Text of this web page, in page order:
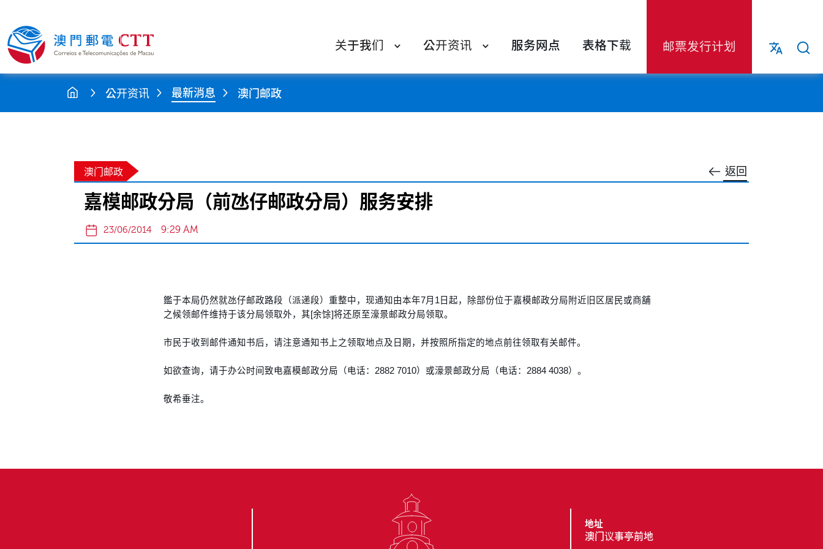
关于我们 公开资讯 服务网点 表格下载 邮票发行计划
公开资讯 最新消息 澳门邮政
返回
澳门邮政
嘉模邮政分局（前氹仔邮政分局）服务安排
23/06/2014 9:29 AM
鑑于本局仍然就氹仔邮政路段（派递段）重整中，现通知由本年7月1日起，除部份位于嘉模邮政分局附近旧区居民或商舖
之候领邮件维持于该分局领取外，其[余馀]将还原至濠景邮政分局领取。
市民于收到邮件通知书后，请注意通知书上之领取地点及日期，并按照所指定的地点前往领取有关邮件。
如欲查询，请于办公时间致电嘉模邮政分局（电话：2882 7010）或濠景邮政分局（电话：2884 4038）。
敬希垂注。
地址
澳门议事亭前地